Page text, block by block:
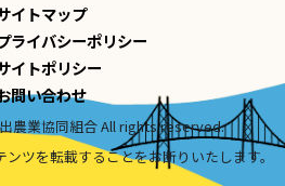
イトマップ
ライバシーポリシー
イトポリシー
問い合わせ
農業協同組合 All rights reserved.
ツを転載することをお断りいたします。